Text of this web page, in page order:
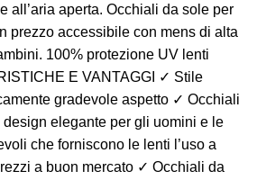
all’aria aperta. Occhiali da sole per
prezzo accessibile con mens di alta
100% protezione UV lenti
E VANTAGGI ✓ Stile
gradevole aspetto ✓ Occhiali
elegante per gli uomini e le
che forniscono le lenti l’uso a
a buon mercato ✓ Occhiali da